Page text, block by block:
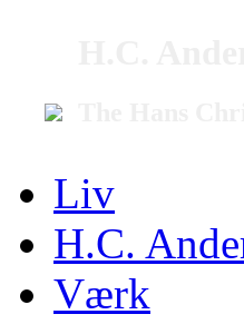
Liv
H.C.
Værk